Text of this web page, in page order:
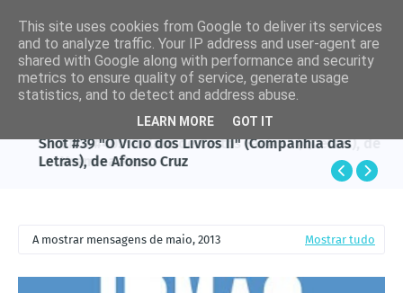
Shot #39 "O Vício dos Livros II" (Companhia das
Letras), de Afonso Cruz
A mostrar mensagens de maio, 2013 Mostrar tudo
This site uses cookies from Google to deliver its services
and to analyze traffic. Your IP address and user-agent are
shared with Google along with performance and security
metrics to ensure quality of service, generate usage
statistics, and to detect and address abuse.
LEARN MORE GOT IT